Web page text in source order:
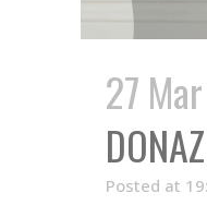
27 Mar
DONAZ
Posted at